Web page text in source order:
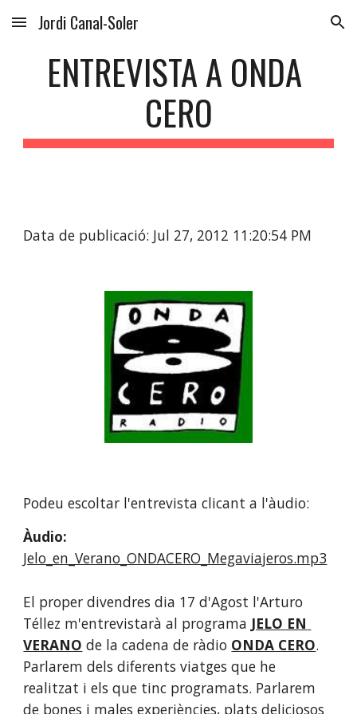
Skip to main content Skip to navigation
Jordi Canal-Soler
ENTREVISTA A ONDA
CERO
Data de publicació: Jul 27, 2012 11:20:54 PM
Podeu escoltar l'entrevista clicant a l'àudio:
Jelo_en_Verano_ONDACERO_Megaviajeros.mp3
El proper divendres dia 17 d'Agost l'Arturo
Téllez m'entrevistarà al programa JELO EN
VERANO de la cadena de ràdio ONDA CERO.
Parlarem dels diferents viatges que he
realitzat i els que tinc programats. Parlarem
de bones i males experiències, plats deliciosos